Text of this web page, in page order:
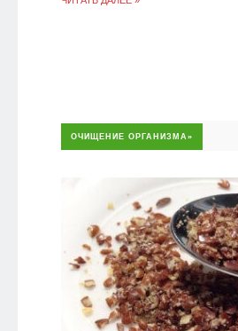
ОЧИЩЕНИЕ ОРГАНИЗМА»